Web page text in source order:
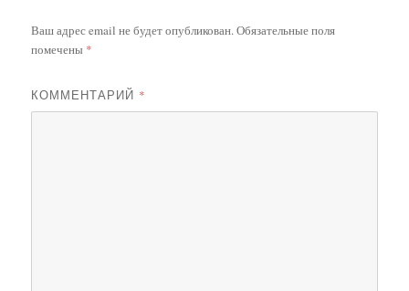
Ваш адрес email не будет опубликован. Обязательные поля
помечены *
КОММЕНТАРИЙ *